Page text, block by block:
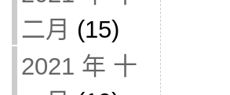
二月 (15)
2021 年 十